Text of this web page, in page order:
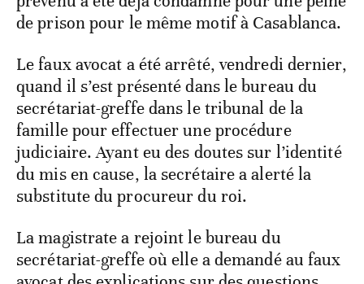
de prison pour le même motif à Casablanca.
Le faux avocat a été arrêté, vendredi dernier,
quand il s’est présenté dans le bureau du
secrétariat-greffe dans le tribunal de la
famille pour effectuer une procédure
judiciaire. Ayant eu des doutes sur l’identité
du mis en cause, la secrétaire a alerté la
substitute du procureur du roi.
La magistrate a rejoint le bureau du
secrétariat-greffe où elle a demandé au faux